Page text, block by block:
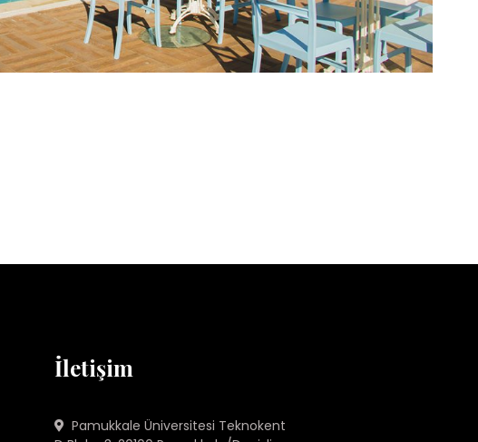
İletişim
Pamukkale Üniversitesi Teknokent